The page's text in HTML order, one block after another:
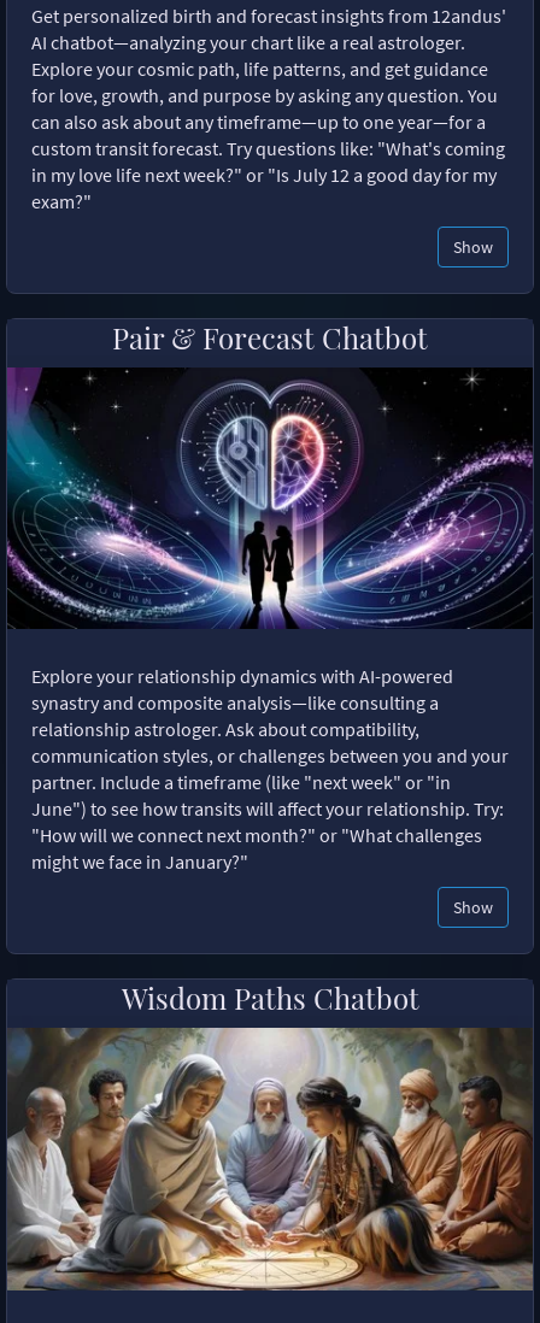
Get personalized birth and forecast insights from 12andus'
AI chatbot—analyzing your chart like a real astrologer.
Explore your cosmic path, life patterns, and get guidance
for love, growth, and purpose by asking any question. You
can also ask about any timeframe—up to one year—for a
custom transit forecast. Try questions like: "What's coming
in my love life next week?" or "Is July 12 a good day for my
exam?"
Show
Pair & Forecast Chatbot
Explore your relationship dynamics with AI-powered
synastry and composite analysis—like consulting a
relationship astrologer. Ask about compatibility,
communication styles, or challenges between you and your
partner. Include a timeframe (like "next week" or "in
June") to see how transits will affect your relationship. Try:
"How will we connect next month?" or "What challenges
might we face in January?"
Show
Wisdom Paths Chatbot